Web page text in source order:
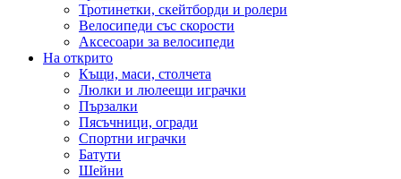
Тротинетки, скейтборди и ролери
Велосипеди със скорости
Аксесоари за велосипеди
На открито
Къщи, маси, столчета
Люлки и люлеещи играчки
Пързалки
Пясъчници, огради
Спортни играчки
Батути
Шейни